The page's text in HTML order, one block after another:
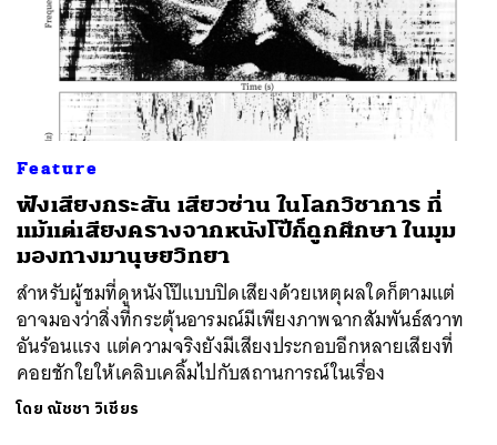
Feature
ฟังเสียงกระสัน เสียวซ่าน ในโลกวิชาการ ที่
แม้แต่เสียงครางจากหนังโป๊ก็ถูกศึกษา ในมุม
มองทางมานุษยวิทยา
สำหรับผู้ชมที่ดูหนังโป๊แบบปิดเสียงด้วยเหตุผลใดก็ตามแต่
อาจมองว่าสิ่งที่กระตุ้นอารมณ์มีเพียงภาพฉากสัมพันธ์สวาท
อันร้อนแรง แต่ความจริงยังมีเสียงประกอบอีกหลายเสียงที่
คอยชักใยให้เคลิบเคลิ้มไปกับสถานการณ์ในเรื่อง
โดย ณัชชา วิเชียร
ค้นหา